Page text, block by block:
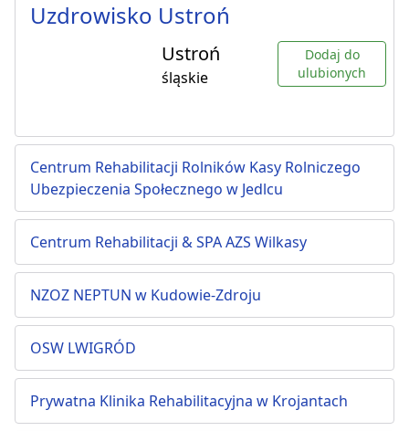
Uzdrowisko Ustroń
Ustroń
śląskie
Dodaj do
ulubionych
Centrum Rehabilitacji Rolników Kasy Rolniczego
Ubezpieczenia Społecznego w Jedlcu
Centrum Rehabilitacji & SPA AZS Wilkasy
NZOZ NEPTUN w Kudowie-Zdroju
OSW LWIGRÓD
Prywatna Klinika Rehabilitacyjna w Krojantach